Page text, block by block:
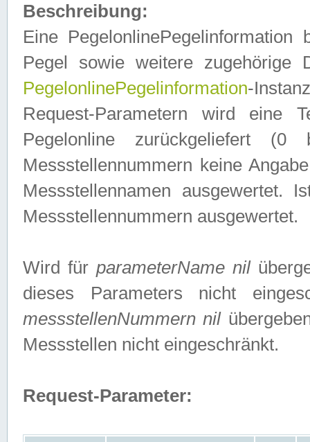
Beschreibung:
Eine
Pegel sowie weitere zugehörige
PegelonlinePegelinformation-
Request-Parametern wird eine
Pegelonline zurückgeliefert
Messstellennummern keine
Messstellennamen ausgewertet.
Messstellennummern ausgewertet.
Wird fürparameterName nil
dieses Parameters nicht
messstellenNummern nil
Messstellen nicht eingeschränkt.
Request-Parameter: